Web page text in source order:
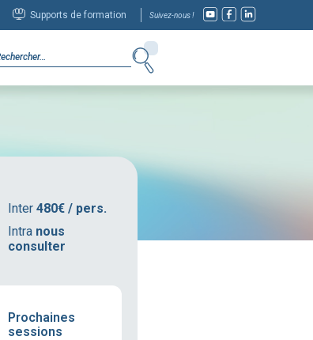
Supports de formation Suivez-nous !
Inter 480€ / pers.
Intra nous
consulter
Prochaines
sessions